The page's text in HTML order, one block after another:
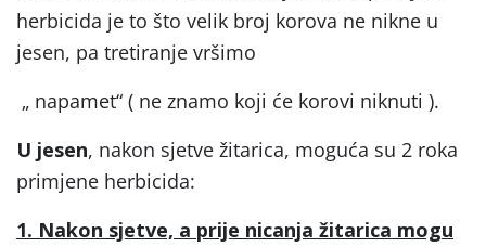
herbicida je to što velik broj korova ne nikne u
jesen, pa tretiranje vršimo
„ napamet“ ( ne znamo koji će korovi niknuti ).
U jesen, nakon sjetve žitarica, moguća su 2 roka
primjene herbicida:
1. Nakon sjetve, a prije nicanja žitarica mogu